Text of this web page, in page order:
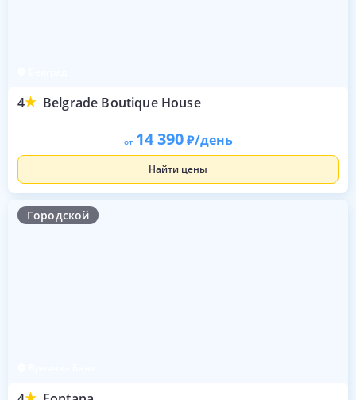
4 Belgrade Boutique House
от 14 390 /день
Найти цены
Городской